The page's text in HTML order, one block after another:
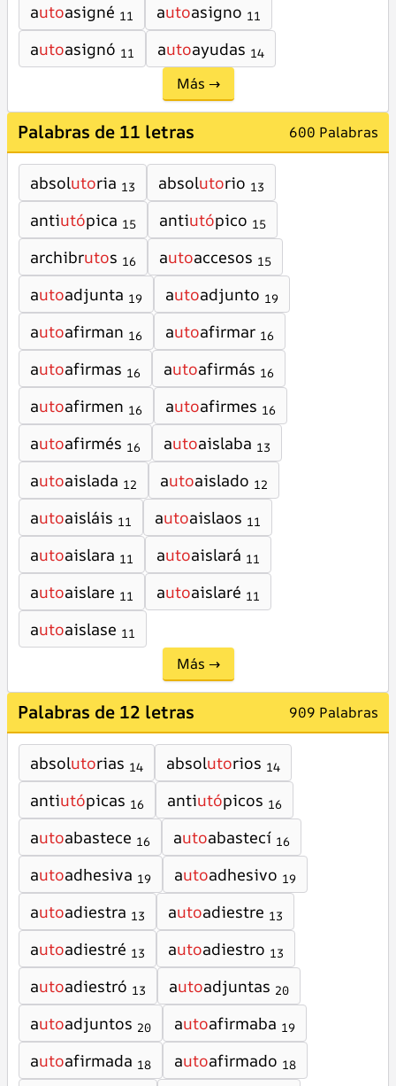
autoasigné 11 autoasigno 11
autoasignó 11 autoayudas 14
Más →
Palabras de 11 letras 600 Palabras
absolutoria 13 absolutorio 13
antiutópica 15 antiutópico 15
archibrutos 16 autoaccesos 15
autoadjunta 19 autoadjunto 19
autoafirman 16 autoafirmar 16
autoafirmas 16 autoafirmás 16
autoafirmen 16 autoafirmes 16
autoafirmés 16 autoaislaba 13
autoaislada 12 autoaislado 12
autoaisláis 11 autoaislaos 11
autoaislara 11 autoaislará 11
autoaislare 11 autoaislaré 11
autoaislase 11
Más →
Palabras de 12 letras 909 Palabras
absolutorias 14 absolutorios 14
antiutópicas 16 antiutópicos 16
autoabastece 16 autoabastecí 16
autoadhesiva 19 autoadhesivo 19
autoadiestra 13 autoadiestre 13
autoadiestré 13 autoadiestro 13
autoadiestró 13 autoadjuntas 20
autoadjuntos 20 autoafirmaba 19
autoafirmada 18 autoafirmado 18